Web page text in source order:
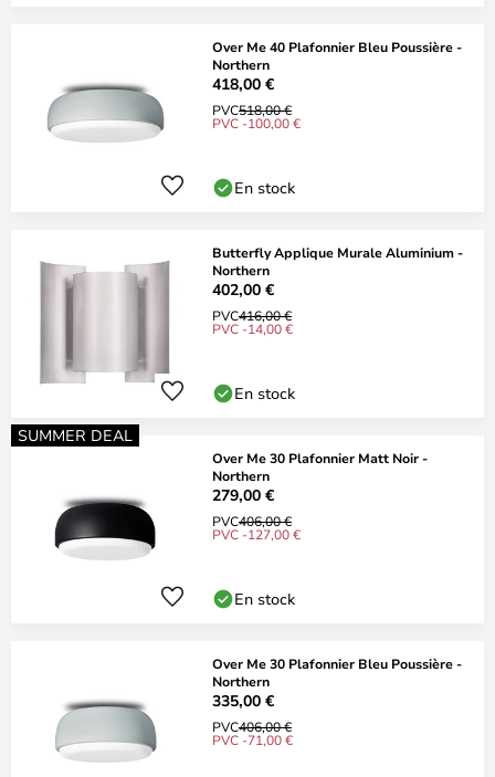
Over Me 40 Plafonnier Bleu Poussière -
Northern
418,00 €
PVC518,00 €
PVC -100,00 €
En stock
Butterfly Applique Murale Aluminium -
Northern
402,00 €
PVC416,00 €
PVC -14,00 €
En stock
SUMMER DEAL
Over Me 30 Plafonnier Matt Noir -
Northern
279,00 €
PVC406,00 €
PVC -127,00 €
En stock
Over Me 30 Plafonnier Bleu Poussière -
Northern
335,00 €
PVC406,00 €
PVC -71,00 €